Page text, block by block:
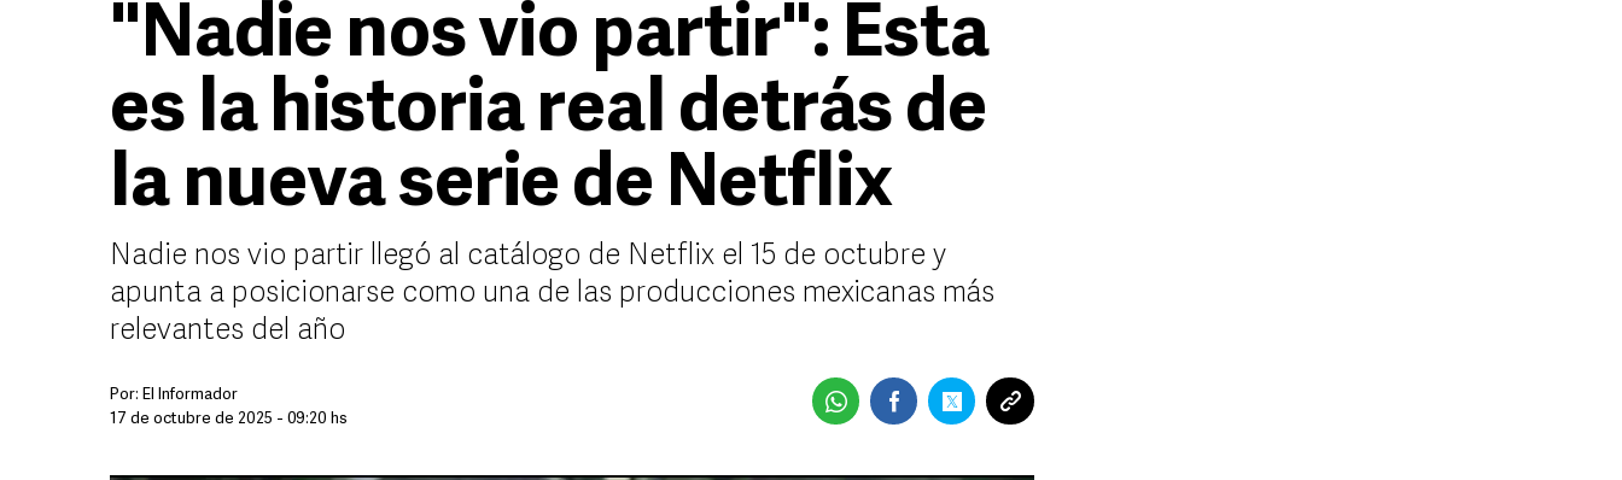
"Nadie nos vio partir": Esta
es la historia real detrás de
la nueva serie de Netflix
Nadie nos vio partir llegó al catálogo de Netflix el 15 de octubre y
apunta a posicionarse como una de las producciones mexicanas más
relevantes del año
Por: El Informador
17 de octubre de 2025 - 09:20 hs